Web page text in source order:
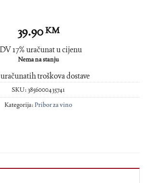
39.90KM
17% uračunat u cijenu
Nema na stanju
troškova dostave
SKU:3856000435741
Kategorija:Pribor za vino